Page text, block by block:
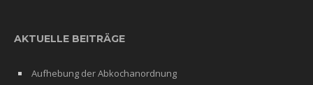
AKTUELLE BEITRÄGE
Aufhebung der Abkochanordnung